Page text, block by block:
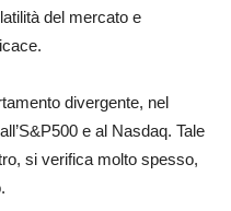
del mercato e
divergente, nel
e al Nasdaq. Tale
si verifica molto spesso,